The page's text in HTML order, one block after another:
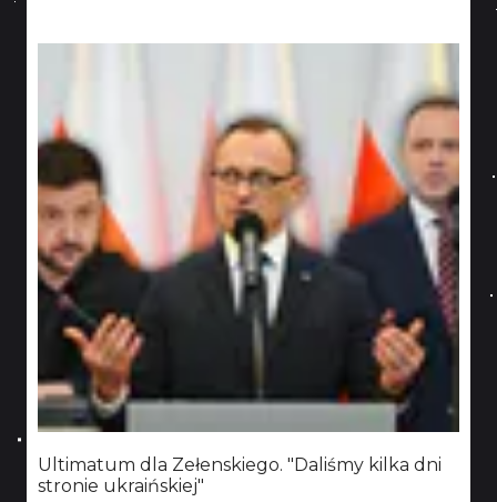
Ultimatum dla Zełenskiego. "Daliśmy kilka dni
stronie ukraińskiej"